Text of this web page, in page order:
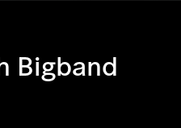
Bigband